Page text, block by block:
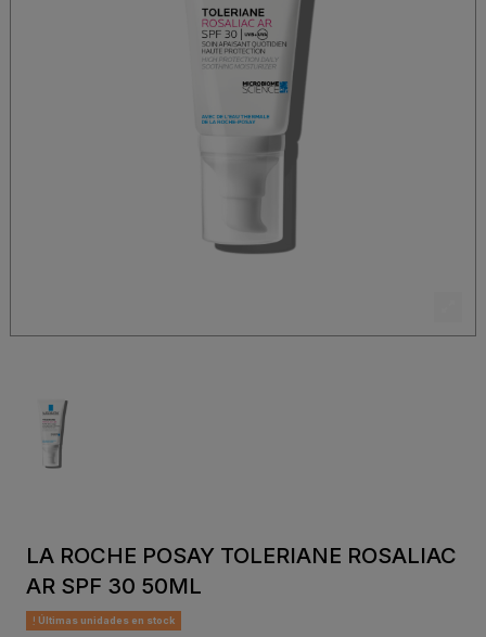
LA ROCHE POSAY TOLERIANE ROSALIAC
AR SPF 30 50ML
Últimas unidades en stock